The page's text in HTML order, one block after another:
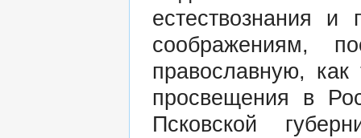
естествознания
соображениям,
православную, как
просвещения в
Псковской